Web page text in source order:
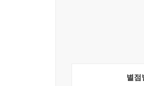
나은 묫자리를 지향하라
그려낸 유사 모녀 서사별점